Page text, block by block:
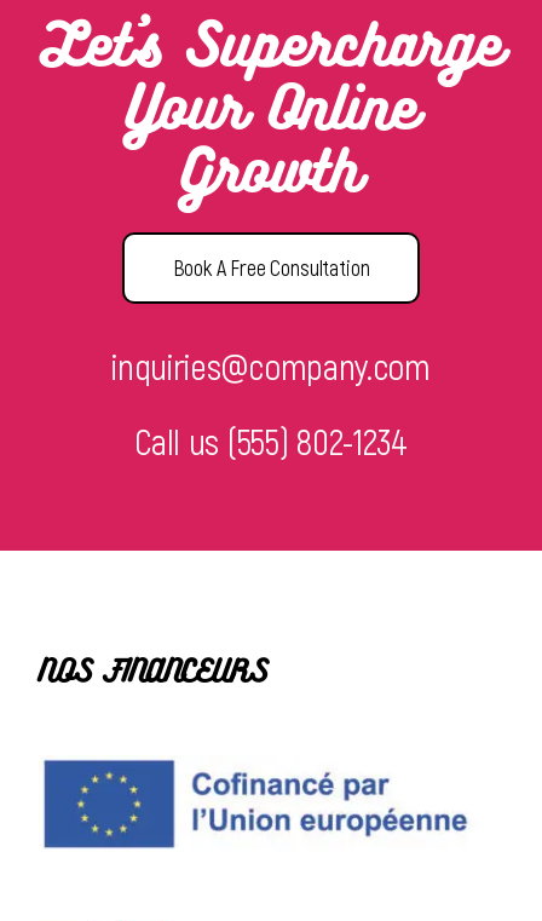
Let’s Supercharge
Your Online
Growth
Book A Free Consultation
inquiries@company.com
Call us (555) 802-1234
NOS FINANCEURS